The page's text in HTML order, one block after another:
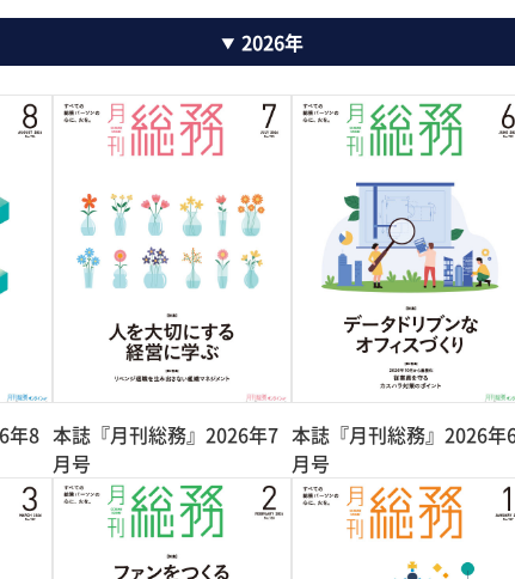
2026年
年8 本誌『月刊総務』2026年7
月号
本誌『月刊総務』2026年
月号